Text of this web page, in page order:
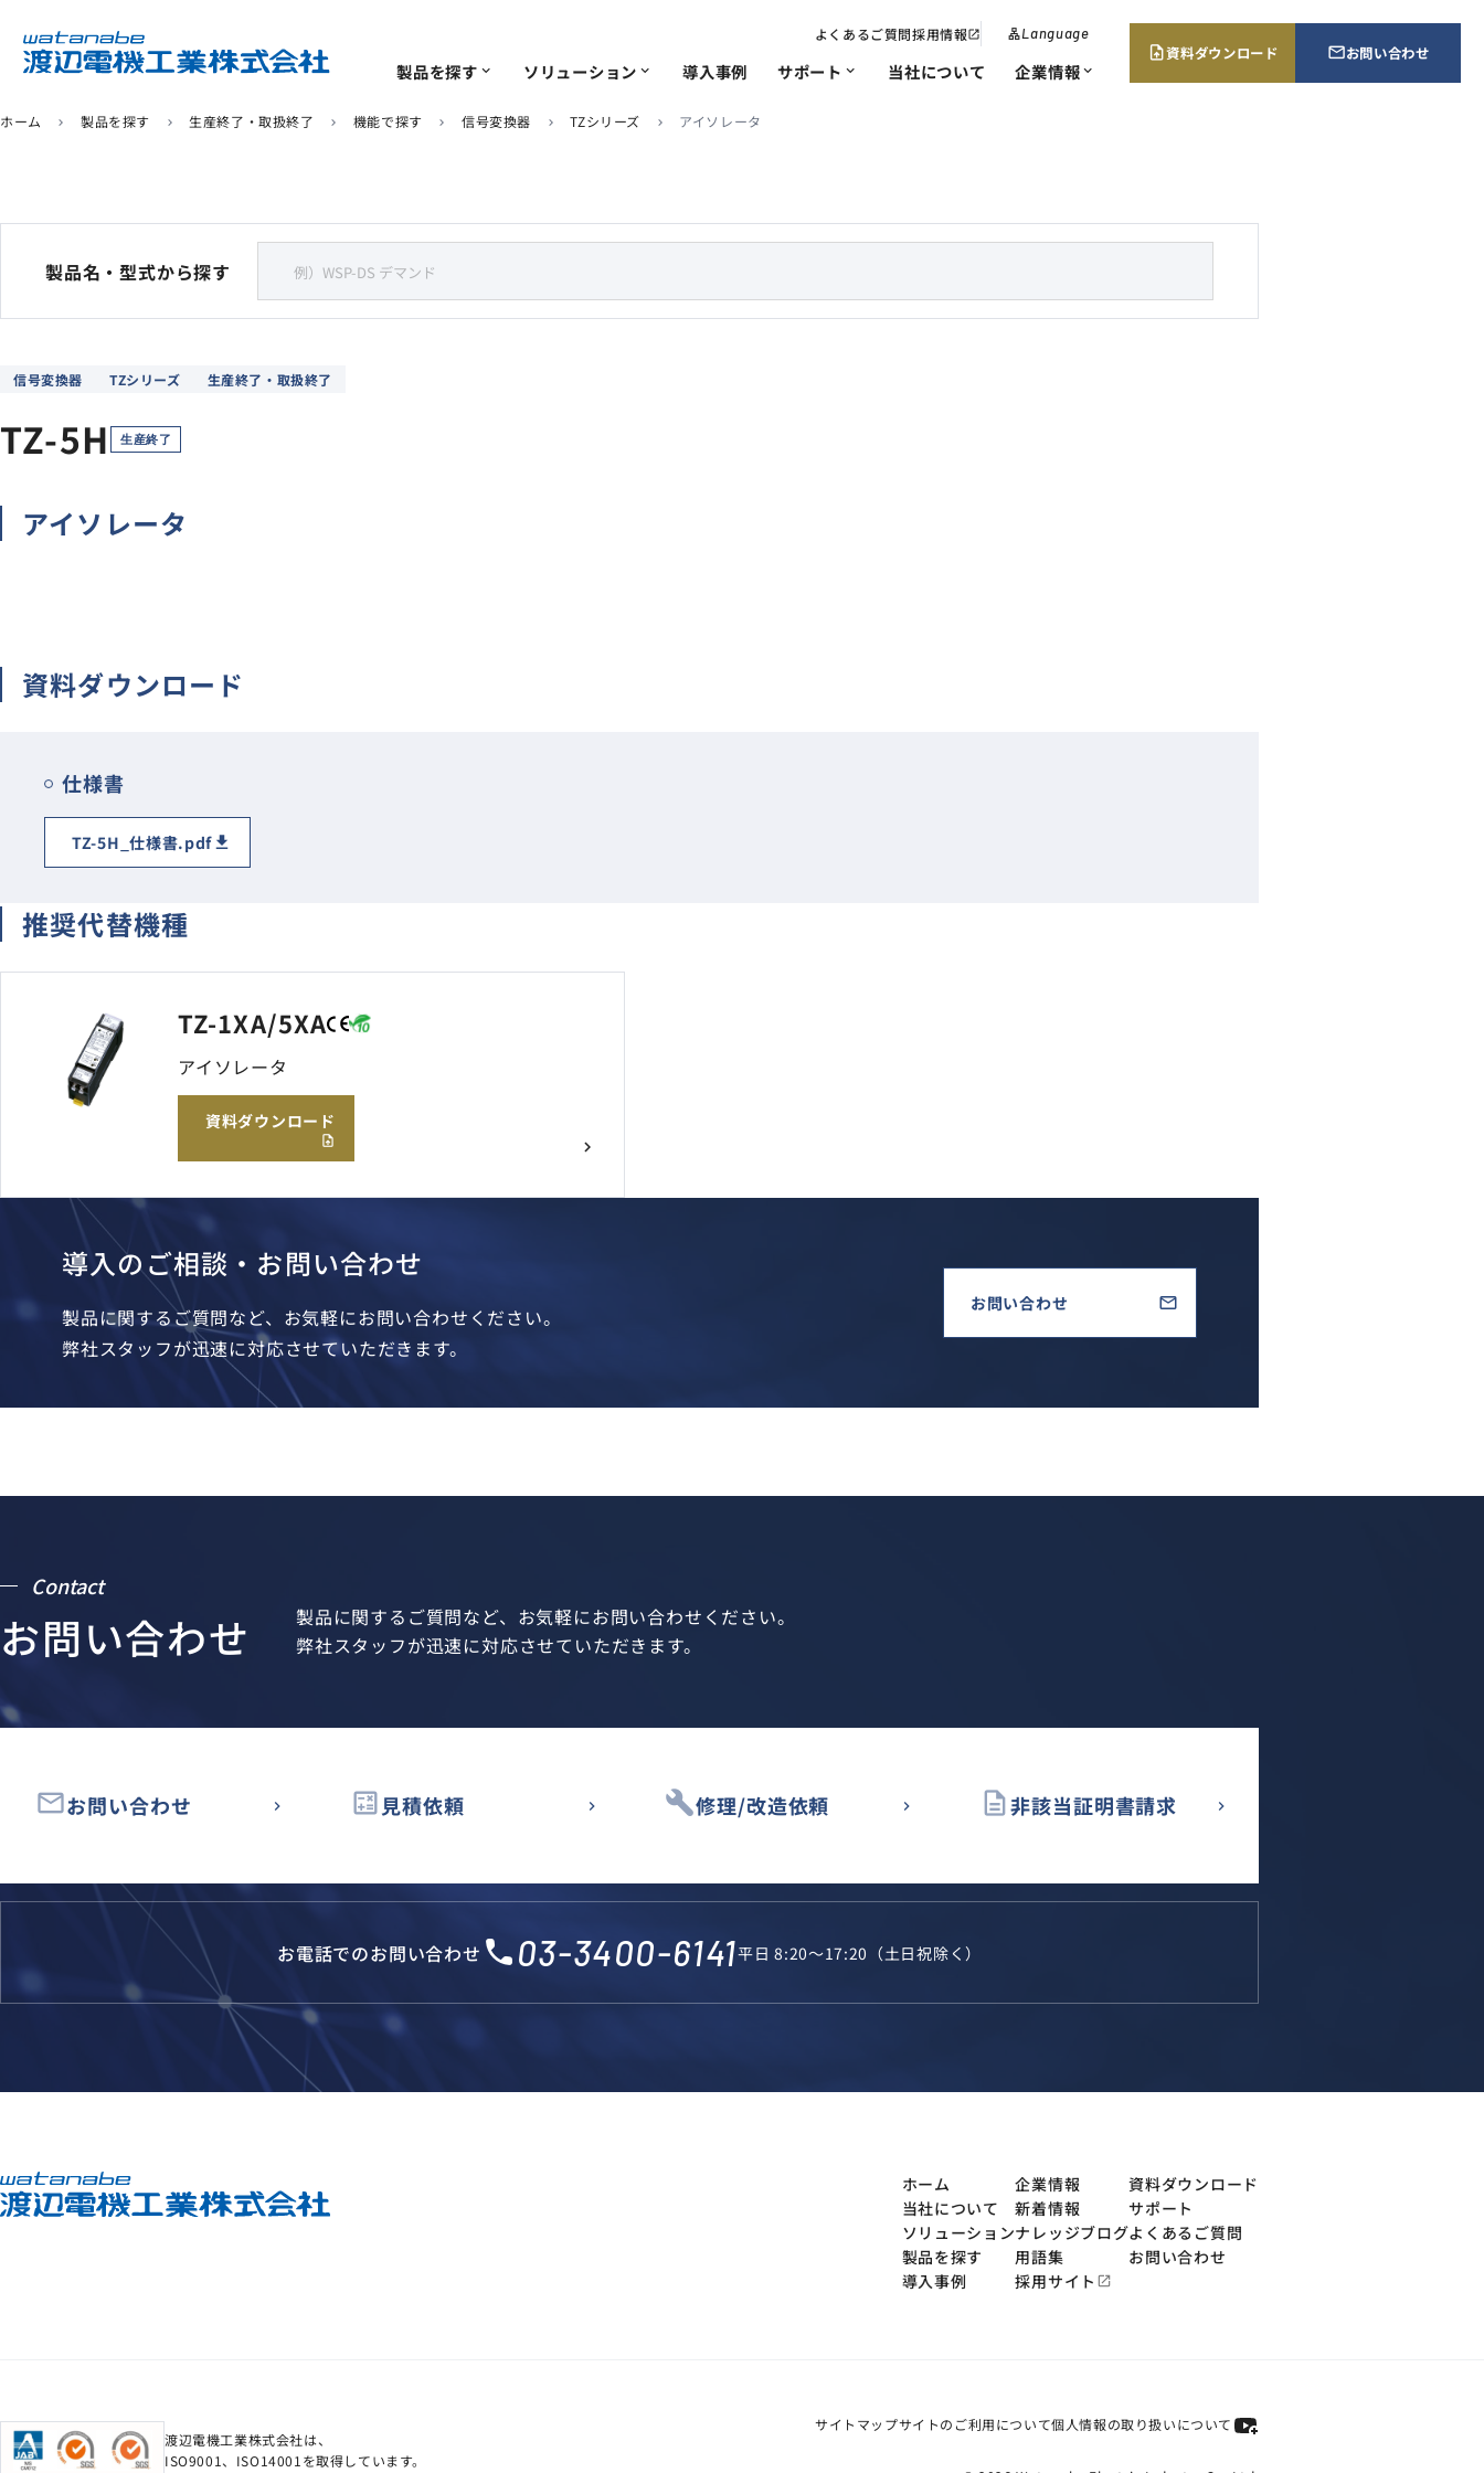
よくあるご質問採用情報open_in_new
lan
u
a
Language
製品を探す expand_more
920MHz無線センサー
電力量計・デマンド計
信号変換器
ソフトウェア
生産終了・取扱終了
ソリューション expand_more 導入事例 サポート expand_more
生産終了/推奨代替商品 chevron_right
当社について 企業情報 expand_more
環境への取り組み chevron_right 品質への取り組み chevron_right
upload_file資料ダウンロード mail_outlineお問い合わせ
ホーム chevron_right 製品を探す chevron_right 生産終了・取扱終了 chevron_right 機能で探す chevron_right 信号変換器 chevron_right TZシリーズ chevron_right アイソレータ
製品名・型式から探す
e
信号変換器 TZシリーズ 生産終了・取扱終了
TZ-5H 生産終了
アイソレータ
資料ダウンロード
仕様書
TZ-5H_仕様書.pdf
推奨代替機種
TZ-1XA/5XA
アイソレータ
資料ダウンロード
導入のご相談・お問い合わせ
製品に関するご質問など、お気軽にお問い合わせください。
弊社スタッフが迅速に対応させていただきます。
お問い合わせ
Contact
お問い合わせ
製品に関するご質問など、お気軽にお問い合わせください。
弊社スタッフが迅速に対応させていただきます。
emailお問い合わせ calculate 見積依頼 build修理/改造依頼 description非該当証明書請求
お電話でのお問い合わせ local_phone03-3400-6141平日 8:20～17:20（土日祝除く）
ホーム
当社について
ソリューション
製品を探す
導入事例
企業情報
新着情報
ナレッジブログ
用語集
採用サイト open_in_new
資料ダウンロード
サポート
よくあるご質問
お問い合わせ
渡辺電機工業株式会社は、
ISO9001、ISO14001を取得しています。
サイトマップサイトのご利用について個人情報の取り扱いについて